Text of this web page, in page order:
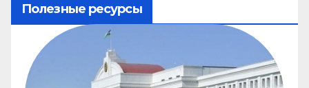
Полезные ресурсы